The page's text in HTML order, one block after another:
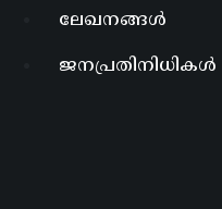
ലേഖനങ്ങൾ
ജനപ്രതിനിധികൾ